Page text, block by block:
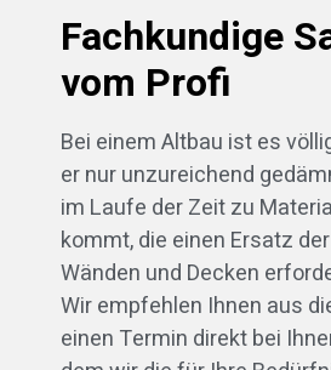
Fachkundige
vom Profi
Bei einem Altbau ist es
er nur unzureichend
im Laufe der Zeit zu
kommt, die einen Ersatz
Wänden und Decken
Wir empfehlen Ihnen aus
einen Termin direkt bei